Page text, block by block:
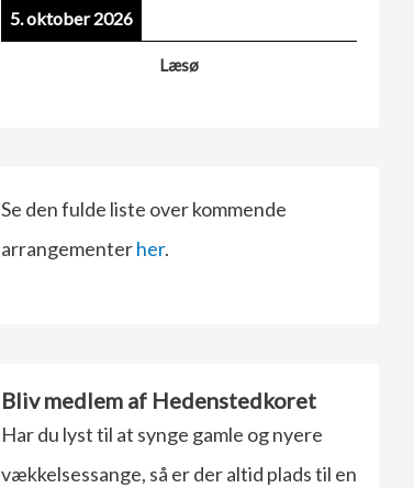
5. oktober 2026
Læsø
Se den fulde liste over kommende
arrangementerher.
Bliv medlem af Hedenstedkoret
Har du lyst til at synge gamle og nyere
vækkelsessange, så er der altid plads til en